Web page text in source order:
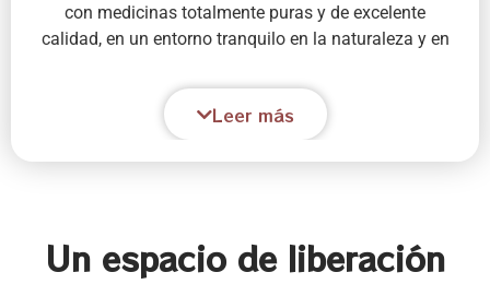
con medicinas totalmente puras y de excelente
calidad, en un entorno tranquilo en la naturaleza y en
Leer más
Un espacio de liberación